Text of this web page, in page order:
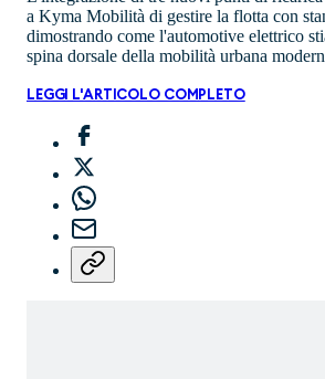
a Kyma Mobilità di gestire la flotta con
dimostrando come l'automotive elettrico
spina dorsale della mobilità urbana
LEGGI L'ARTICOLO COMPLETO